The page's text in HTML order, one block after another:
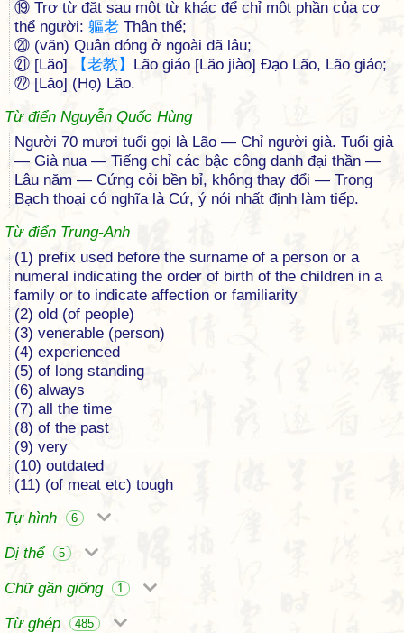
⑲ Trợ từ đặt sau một từ khác để chỉ một phần của cơ
thể người: 軀老 Thân thể;
⑳ (văn) Quân đóng ở ngoài đã lâu;
㉑ [Lăo]
【老教 】 Lão giáo [Lăo jiào] Đạo Lão, Lão giáo;
㉒ [Lăo] (Họ) Lão.
Từ điển Nguyễn Quốc Hùng
Người 70 mươi tuổi gọi là Lão — Chỉ người già. Tuổi già
— Già nua — Tiếng chỉ các bậc công danh đại thần —
Lâu năm — Cứng cỏi bền bỉ, không thay đổi — Trong
Bạch thoại có nghĩa là Cứ, ý nói nhất định làm tiếp.
Từ điển Trung-Anh
(1) prefix used before the surname of a person or a
numeral indicating the order of birth of the children in a
family or to indicate affection or familiarity
(2) old (of people)
(3) venerable (person)
(4) experienced
(5) of long standing
(6) always
(7) all the time
(8) of the past
(9) very
(10) outdated
(11) (of meat etc) tough
Tự hình
6
Dị thể 5
Chữ gần giống 1
Từ ghép 485